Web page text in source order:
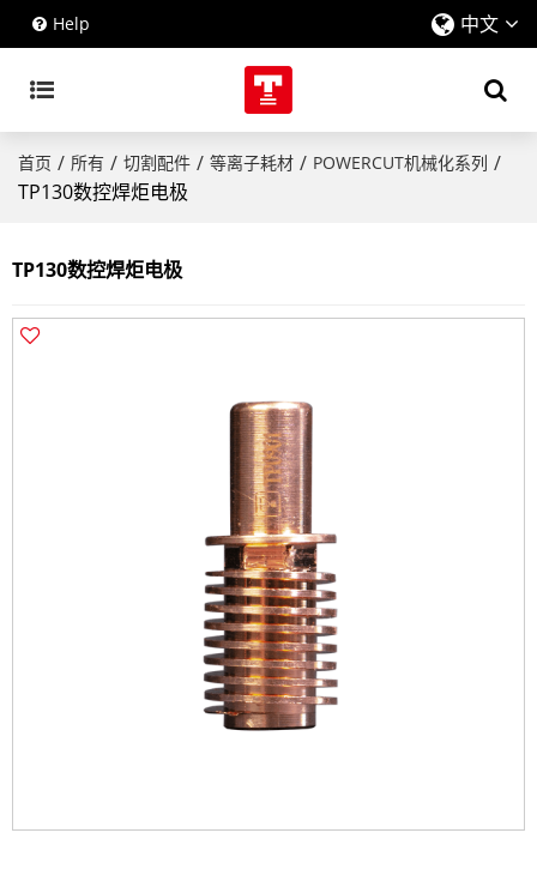
Help 中文
首页 / 所有 / 切割配件 / 等离子耗材 / POWERCUT机械化系列 /
TP130数控焊炬电极
TP130数控焊炬电极